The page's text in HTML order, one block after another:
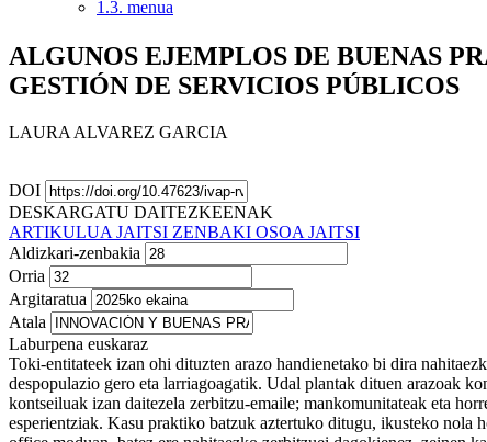
1.3. menua
ALGUNOS EJEMPLOS DE BUENAS
GESTIÓN DE SERVICIOS PÚBLICOS
LAURA ALVAREZ GARCIA
DOI
DESKARGATU DAITEZKEENAK
ARTIKULUA JAITSI ZENBAKI OSOA JAITSI
Aldizkari-zenbakia
Orria
Argitaratua
Atala
Laburpena euskaraz
Toki-entitateek izan ohi dituzten arazo handienetako bi dira
despopulazio gero eta larriagoagatik. Udal plantak dituen arazoak
kontseiluak izan daitezela zerbitzu-emaile; mankomunitateak eta
esperientziak. Kasu praktiko batzuk aztertuko ditugu, ikusteko nola